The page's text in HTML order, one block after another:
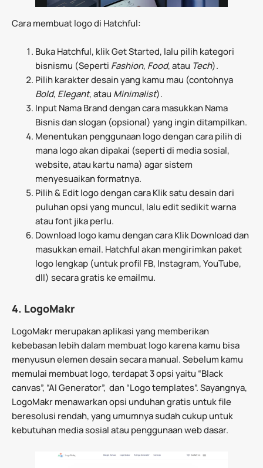
Cara membuat logo di Hatchful:
Buka Hatchful, klik Get Started, lalu pilih kategori
bisnismu (Seperti Fashion, Food, atau Tech).
Pilih karakter desain yang kamu mau (contohnya
Bold, Elegant, atau Minimalist).
Input Nama Brand dengan cara masukkan Nama
Bisnis dan slogan (opsional) yang ingin ditampilkan.
Menentukan penggunaan logo dengan cara pilih di
mana logo akan dipakai (seperti di media sosial,
website, atau kartu nama) agar sistem
menyesuaikan formatnya.
Pilih & Edit logo dengan cara Klik satu desain dari
puluhan opsi yang muncul, lalu edit sedikit warna
atau font jika perlu.
Download logo kamu dengan cara Klik Download dan
masukkan email. Hatchful akan mengirimkan paket
logo lengkap (untuk profil FB, Instagram, YouTube,
dll) secara gratis ke emailmu.
4. LogoMakr
LogoMakr merupakan aplikasi yang memberikan
kebebasan lebih dalam membuat logo karena kamu bisa
menyusun elemen desain secara manual. Sebelum kamu
memulai membuat logo, terdapat 3 opsi yaitu “Black
canvas”, “AI Generator”, dan “Logo templates”. Sayangnya,
LogoMakr menawarkan opsi unduhan gratis untuk file
beresolusi rendah, yang umumnya sudah cukup untuk
kebutuhan media sosial atau penggunaan web dasar.